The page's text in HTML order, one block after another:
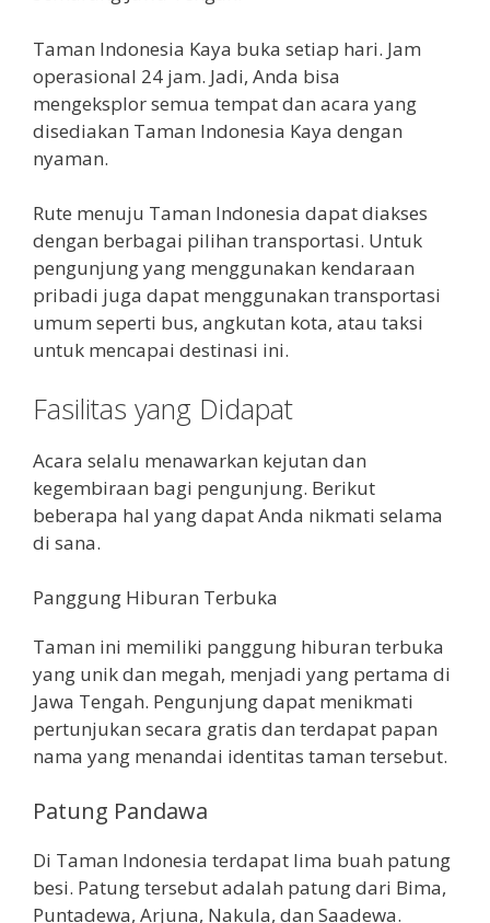
Taman Indonesia Kaya buka setiap hari. Jam
operasional 24 jam. Jadi, Anda bisa
mengeksplor semua tempat dan acara yang
disediakan Taman Indonesia Kaya dengan
nyaman.
Rute menuju Taman Indonesia dapat diakses
dengan berbagai pilihan transportasi. Untuk
pengunjung yang menggunakan kendaraan
pribadi juga dapat menggunakan transportasi
umum seperti bus, angkutan kota, atau taksi
untuk mencapai destinasi ini.
Fasilitas yang Didapat
Acara selalu menawarkan kejutan dan
kegembiraan bagi pengunjung. Berikut
beberapa hal yang dapat Anda nikmati selama
di sana.
Panggung Hiburan Terbuka
Taman ini memiliki panggung hiburan terbuka
yang unik dan megah, menjadi yang pertama di
Jawa Tengah. Pengunjung dapat menikmati
pertunjukan secara gratis dan terdapat papan
nama yang menandai identitas taman tersebut.
Patung Pandawa
Di Taman Indonesia terdapat lima buah patung
besi. Patung tersebut adalah patung dari Bima,
Puntadewa, Arjuna, Nakula, dan Saadewa.